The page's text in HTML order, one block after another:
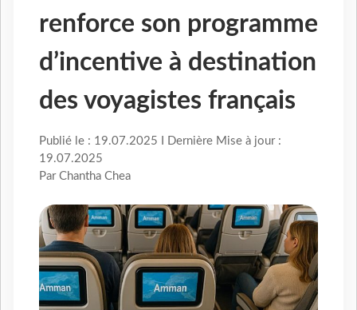
renforce son programme
d’incentive à destination
des voyagistes français
Publié le : 19.07.2025 I Dernière Mise à jour :
19.07.2025
Par Chantha Chea